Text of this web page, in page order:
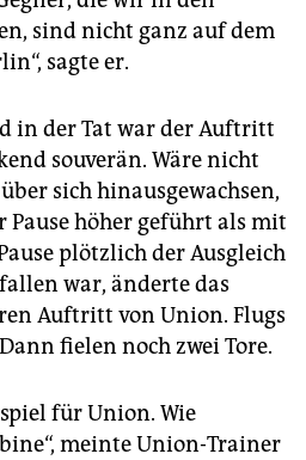
sind nicht ganz auf dem
sagte er.
in der Tat war der Auftritt
souverän. Wäre nicht
sich hinausgewachsen,
Pause höher geführt als mit
plötzlich der Ausgleich
war, änderte das
Auftritt von Union. Flugs
fielen noch zwei Tore.
für Union. Wie
meinte Union-Trainer